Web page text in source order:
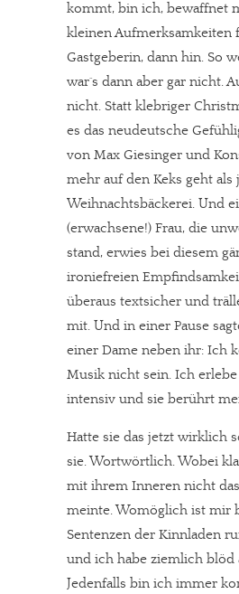
kommt, bin ich, bewaffnet
kleinen Aufmerksamkeiten
Gastgeberin, dann hin. So
war´s dann aber gar nicht.
nicht. Statt klebriger
es das neudeutsche
von Max Giesinger und
mehr auf den Keks geht als
Weihnachtsbäckerei. Und
(erwachsene!) Frau, die
stand, erwies bei diesem
ironiefreien
überaus textsicher und
mit. Und in einer Pause
einer Dame neben ihr: Ich
Musik nicht sein. Ich
intensiv und sie berührt
Hatte sie das jetzt wirklich
sie. Wortwörtlich. Wobei
mit ihrem Inneren nicht
meinte. Womöglich ist mir
Sentenzen der Kinnladen
und ich habe ziemlich blöd
Jedenfalls bin ich immer